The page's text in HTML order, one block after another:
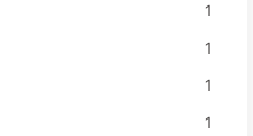
1
1
1
1